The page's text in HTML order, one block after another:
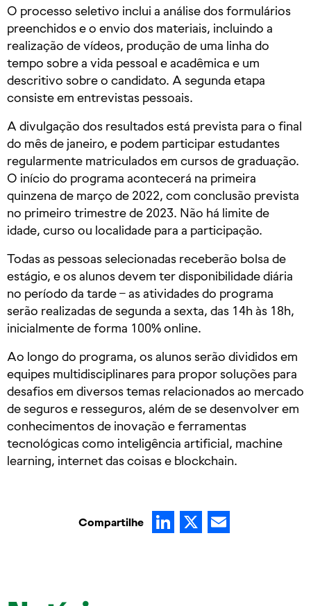
O processo seletivo inclui a análise dos formulários
preenchidos e o envio dos materiais, incluindo a
realização de vídeos, produção de uma linha do
tempo sobre a vida pessoal e acadêmica e um
descritivo sobre o candidato. A segunda etapa
consiste em entrevistas pessoais.
A divulgação dos resultados está prevista para o final
do mês de janeiro, e podem participar estudantes
regularmente matriculados em cursos de graduação.
O início do programa acontecerá na primeira
quinzena de março de 2022, com conclusão prevista
no primeiro trimestre de 2023. Não há limite de
idade, curso ou localidade para a participação.
Todas as pessoas selecionadas receberão bolsa de
estágio, e os alunos devem ter disponibilidade diária
no período da tarde – as atividades do programa
serão realizadas de segunda a sexta, das 14h às 18h,
inicialmente de forma 100% online.
Ao longo do programa, os alunos serão divididos em
equipes multidisciplinares para propor soluções para
desafios em diversos temas relacionados ao mercado
de seguros e resseguros, além de se desenvolver em
conhecimentos de inovação e ferramentas
tecnológicas como inteligência artificial, machine
learning, internet das coisas e blockchain.
Compartilhe LinkedIn
X